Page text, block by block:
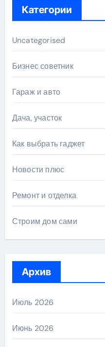
Категории
Uncategorised
Бизнес советник
Гараж и авто
Дача, участок
Как выбрать гаджет
Новости плюс
Ремонт и отделка
Строим дом сами
Архив
Июль 2026
Июнь 2026